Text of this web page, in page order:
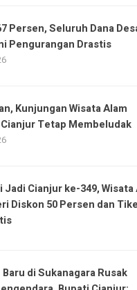
Persen, Seluruh Dana
Pengurangan Drastis
Kunjungan Wisata Alam
Tetap Membeludak
Jadi Cianjur ke-349, Wisata
Diskon 50 Persen dan
di Sukanagara Rusak